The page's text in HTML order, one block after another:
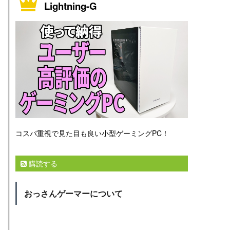
Lightning-G
コスパ重視で見た目も良い小型ゲーミングPC！
購読する
おっさんゲーマーについて